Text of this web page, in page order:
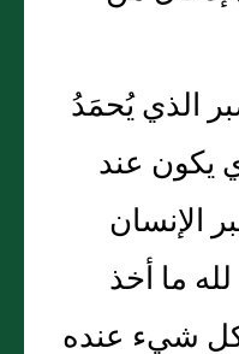
الذي يُحمَدُ
يكون عند
الإنسان
ما أخذ
شيء عنده